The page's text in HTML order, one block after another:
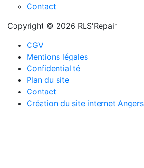
Contact
Copyright © 2026 RLS'Repair
CGV
Mentions légales
Confidentialité
Plan du site
Contact
Création du site internet Angers